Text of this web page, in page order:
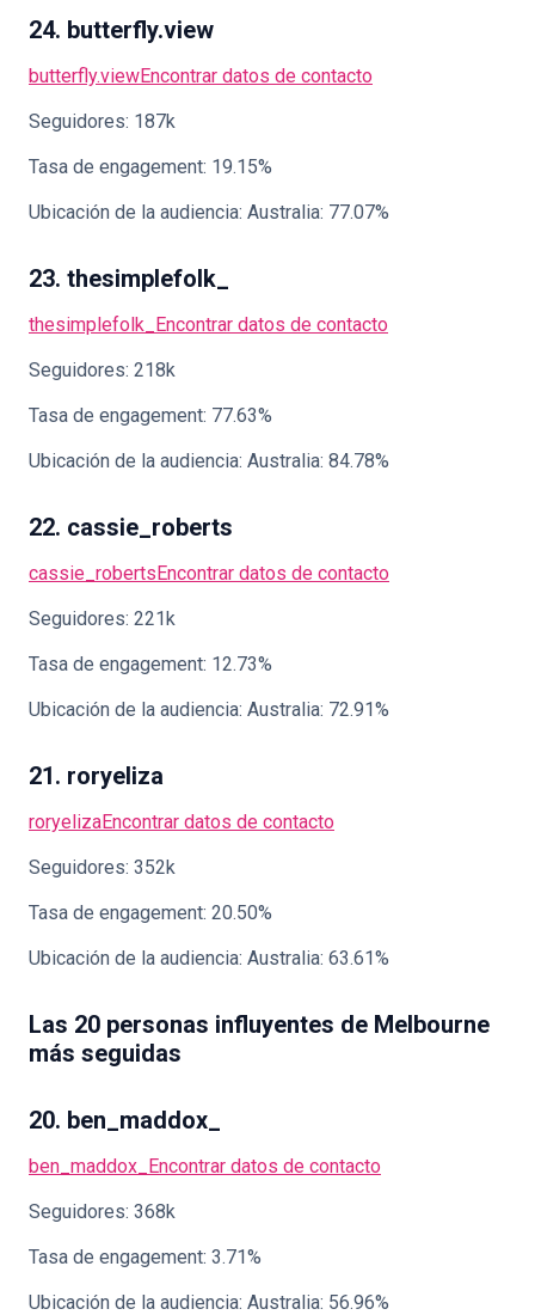
24. butterfly.view
butterfly.viewEncontrar datos de contacto
Seguidores: 187k
Tasa de engagement: 19.15%
Ubicación de la audiencia: Australia: 77.07%
23. thesimplefolk_
thesimplefolk_ Encontrar datos de contacto
Seguidores: 218k
Tasa de engagement: 77.63%
Ubicación de la audiencia: Australia: 84.78%
22. cassie_roberts
cassie_robertsEncontrar datos de contacto
Seguidores: 221k
Tasa de engagement: 12.73%
Ubicación de la audiencia: Australia: 72.91%
21. roryeliza
roryelizaEncontrar datos de contacto
Seguidores: 352k
Tasa de engagement: 20.50%
Ubicación de la audiencia: Australia: 63.61%
Las 20 personas influyentes de Melbourne
más seguidas
20. ben_maddox_
ben_maddox_ Encontrar datos de contacto
Seguidores: 368k
Tasa de engagement: 3.71%
Ubicación de la audiencia: Australia: 56.96%